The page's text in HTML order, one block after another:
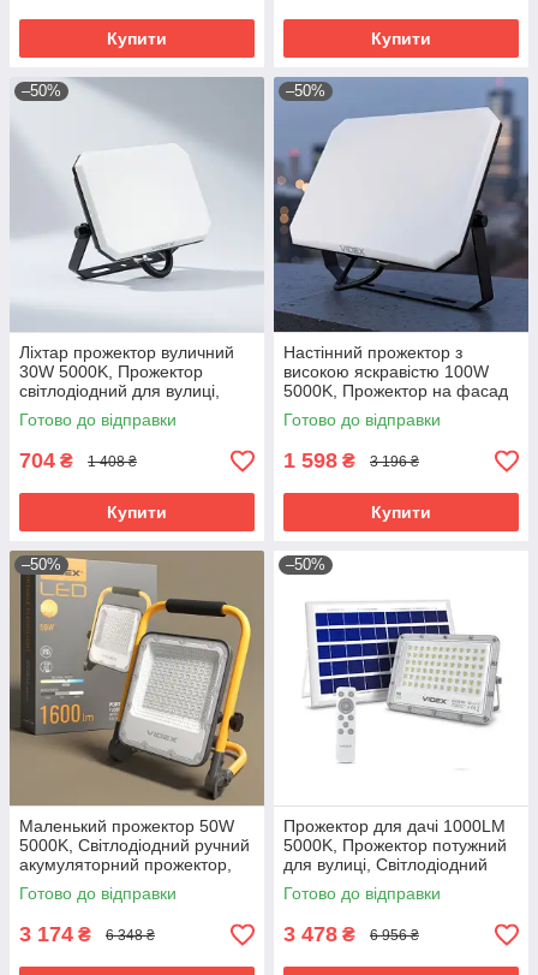
Купити Купити
–50%
Ліхтар прожектор вуличний
30W 5000K, Прожектор
світлодіодний для вулиці,
Накладний прожектор
зовнішній, RYH
Готово до відправки
704 ₴ 1 408 ₴
Купити
–50%
Настінний прожектор з
високою яскравістю 100W
5000K, Прожектор на фасад
будинку, RYH
Готово до відправки
1 598 ₴ 3 196 ₴
Купити
–50%
Маленький прожектор 50W
5000K, Світлодіодний ручний
акумуляторний прожектор,
Світлодіодний прожектор від
акумулятора, RYH
Готово до відправки
3 174 ₴ 6 348 ₴
–50%
Прожектор для дачі 1000LM
5000K, Прожектор потужний
для вулиці, Світлодіодний
прожектор вуличного
освітлення, RYH
Готово до відправки
3 478 ₴ 6 956 ₴